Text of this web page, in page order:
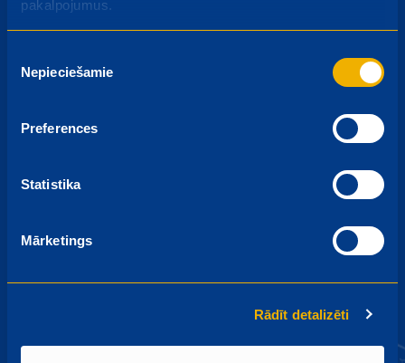
pakalpojumus.
izvēle
Nepieciešamie
Preferences
Statistika
Mārketings
Rādīt detalizēti
Mego kartes priekšrocības
arī Tavā tālrunī!
Draugs:
Akcijas un piedāvājumi